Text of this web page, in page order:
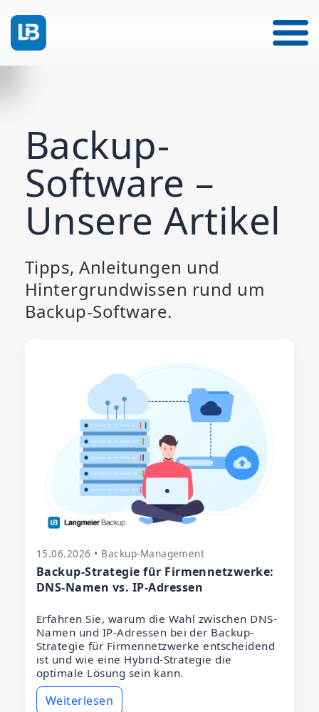
Backup-
Software –
Unsere Artikel
Tipps, Anleitungen und
Hintergrundwissen rund um
Backup-Software.
15.06.2026 • Backup-Management
Backup-Strategie für Firmennetzwerke:
DNS-Namen vs. IP-Adressen
Erfahren Sie, warum die Wahl zwischen DNS-
Namen und IP-Adressen bei der Backup-
Strategie für Firmennetzwerke entscheidend
ist und wie eine Hybrid-Strategie die
optimale Lösung sein kann.
Weiterlesen